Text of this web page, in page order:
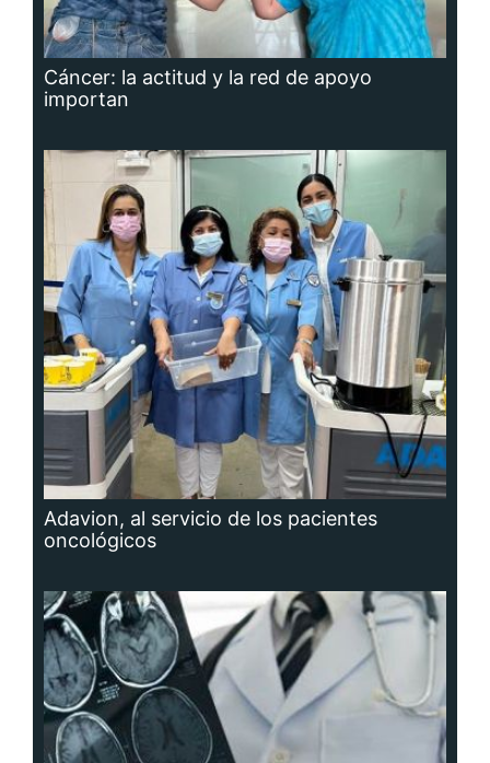
Cáncer: la actitud y la red de apoyo
importan
Adavion, al servicio de los pacientes
oncológicos